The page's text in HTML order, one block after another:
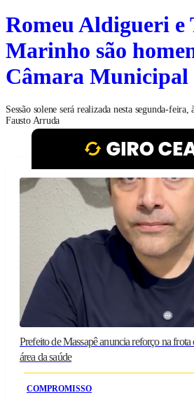
Romeu Aldigueri e
Marinho são
Câmara Municipal
Sessão solene será realizada nesta segunda-
Fausto Arruda
Prefeito de Massapê anuncia reforço na frota
área da saúde
COMPROMISSO